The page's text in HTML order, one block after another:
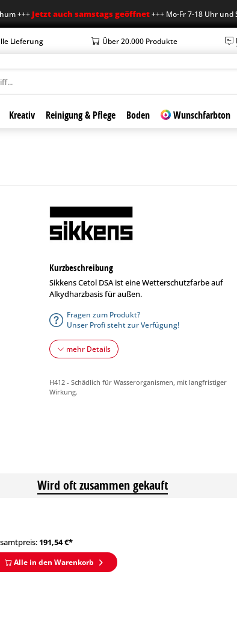
Jetzt auch samstags geöffnet+++ Mo-Fr 7-18 Uhr und Sa 7-
Lieferung Über 20.000 Produkte
Kreativ Reinigung & Pflege Boden Wunschfarbton
Kurzbeschreibung
Sikkens Cetol DSA ist eine Wetterschutzfarbe auf
Alkydharzbasis für außen.
Fragen zum Produkt?
Unser Profi steht zur Verfügung!
mehr Details
H412 - Schädlich für Wasserorganismen, mit langfristiger
Wirkung.
Wird oft zusammen gekauft
191,54€*
Alle in den Warenkorb